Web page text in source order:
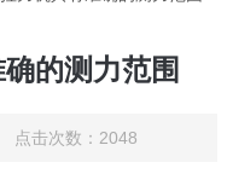
的测力范围
击次数：2048